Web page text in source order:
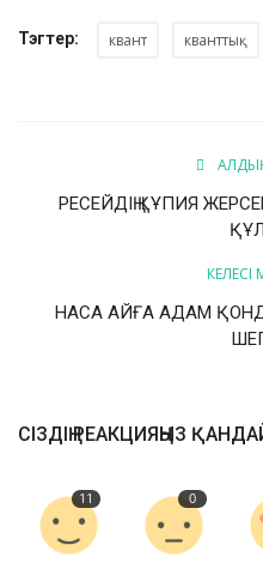
Тэгтер: квант кванттық
РЕСЕЙДІҢ ҚҰПИЯ
КЕЛЕСІ
НАСА АЙҒА АДАМ
СІЗДІҢ РЕАКЦИЯҢЫЗ
11 0